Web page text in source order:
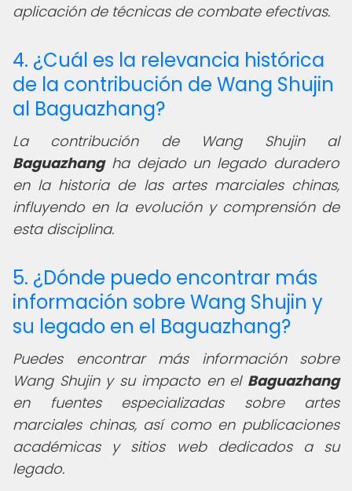
aplicación de técnicas de combate efectivas.
4. ¿Cuál es la relevancia histórica
de la contribución de Wang Shujin
al Baguazhang?
La contribución de Wang Shujin al
Baguazhangha dejado un legado duradero
en la historia de las artes marciales chinas,
influyendo en la evolución y comprensión de
esta disciplina.
5. ¿Dónde puedo encontrar más
información sobre Wang Shujin y
su legado en el Baguazhang?
Puedes encontrar más información sobre
Wang Shujin y su impacto en el Baguazhang
en fuentes especializadas sobre artes
marciales chinas, así como en publicaciones
académicas y sitios web dedicados a su
legado.